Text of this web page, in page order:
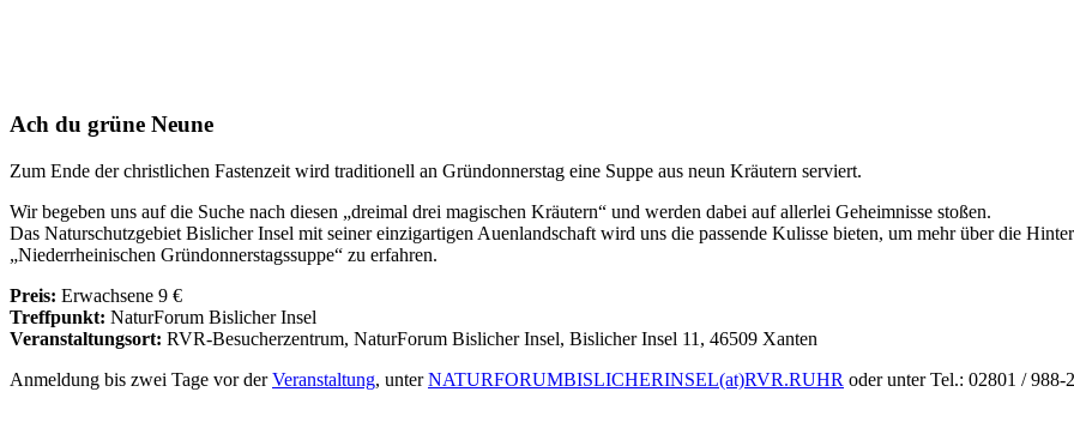
Ach du grüne Neune
Zum Ende der christlichen Fastenzeit wird traditionell an Gründonnerstag eine Suppe aus neun Kräutern serviert.
Wir begeben uns auf die Suche nach diesen „dreimal drei magischen Kräutern“ und werden dabei auf allerlei Geheimnisse stoßen.
Das Naturschutzgebiet Bislicher Insel mit seiner einzigartigen Auenlandschaft wird uns die passende Kulisse bieten, um mehr über die
„Niederrheinischen Gründonnerstagssuppe“ zu erfahren.
Preis: Erwachsene 9 €
Treffpunkt: NaturForum Bislicher Insel
Veranstaltungsort: RVR-Besucherzentrum, NaturForum Bislicher Insel, Bislicher Insel 11, 46509 Xanten
Anmeldung bis zwei Tage vor derVeranstaltung, unterNATURFORUMBISLICHERINSEL(at)RVR.RUHR oder unter Tel.: 02801 / 988-